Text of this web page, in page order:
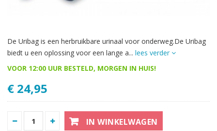
De Uribag is een herbruikbare urinaal voor onderweg.De Uribag
biedt u een oplossing voor een lange a... lees verder
VOOR 12:00 UUR BESTELD, MORGEN IN HUIS!
€ 24,95
IN WINKELWAGEN